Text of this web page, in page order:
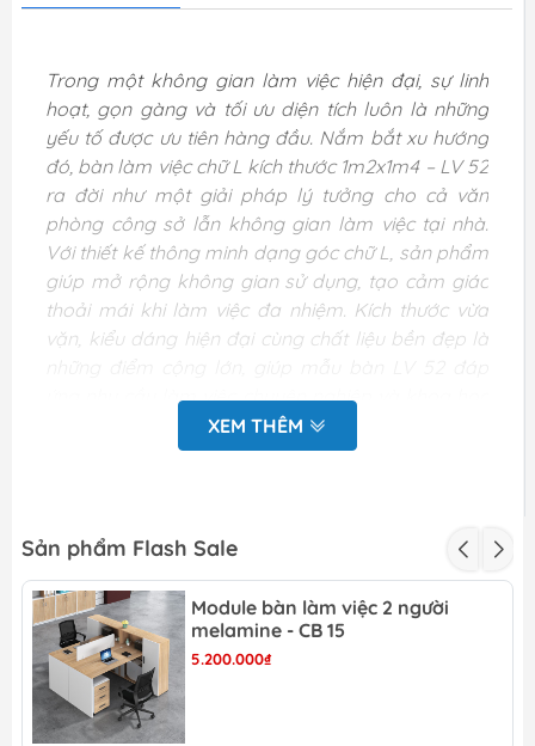
Trong một không gian làm việc hiện đại, sự linh
hoạt, gọn gàng và tối ưu diện tích luôn là những
yếu tố được ưu tiên hàng đầu. Nắm bắt xu hướng
đó, bàn làm việc chữ L kích thước 1m2x1m4 – LV 52
ra đời như một giải pháp lý tưởng cho cả văn
phòng công sở lẫn không gian làm việc tại nhà.
Với thiết kế thông minh dạng góc chữ L, sản phẩm
giúp mở rộng không gian sử dụng, tạo cảm giác
thoải mái khi làm việc đa nhiệm. Kích thước vừa
vặn, kiểu dáng hiện đại cùng chất liệu bền đẹp là
ứng nhu cầu làm việc chuyên nghiệp và khoa học
của người dùng hiện đại.
của bàn làm việc chữ L
kích thước 1m2x 1m4 - LV
52
Chất liệu : gỗ công nghiệp MFC bề mặt phủ
melamine.
Kích thước: Dài 140cm – Rộng 120cm- Cao
XEM THÊM
Sản phẩm Flash Sale
Module bàn làm việc 2 người
melamine - CB 15
5.200.000₫